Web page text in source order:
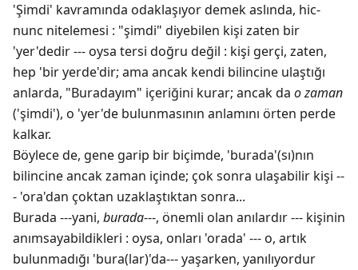
'Şimdi' kavramında odaklaşıyor demek aslında, hic-
nunc nitelemesi : "şimdi" diyebilen kişi zaten bir
'yer'dedir --- oysa tersi doğru değil : kişi gerçi, zaten,
hep 'bir yerde'dir; ama ancak kendi bilincine ulaştığı
anlarda, "Buradayım" içeriğini kurar; ancak da o zaman
('şimdi'), o 'yer'de bulunmasının anlamını örten perde
kalkar.
Böylece de, gene garip bir biçimde, 'burada'(sı)nın
bilincine ancak zaman içinde; çok sonra ulaşabilir kişi --
- 'ora'dan çoktan uzaklaştıktan sonra...
Burada ---yani, burada---, önemli olan anılardır --- kişinin
anımsayabildikleri : oysa, onları 'orada' --- o, artık
bulunmadığı 'bura(lar)'da--- yaşarken, yanılıyordur